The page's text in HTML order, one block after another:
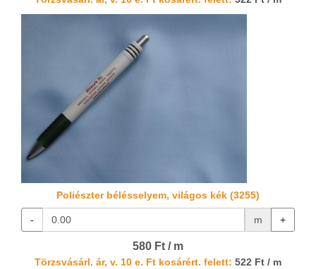
Poliészter bélésselyem, világos kék (3255)
- m +
580 Ft / m
Törzsvásárl. ár, v. 10 e. Ft kosárért. felett: 522 Ft / m